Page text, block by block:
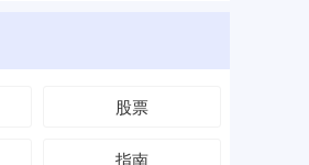
股票
指南